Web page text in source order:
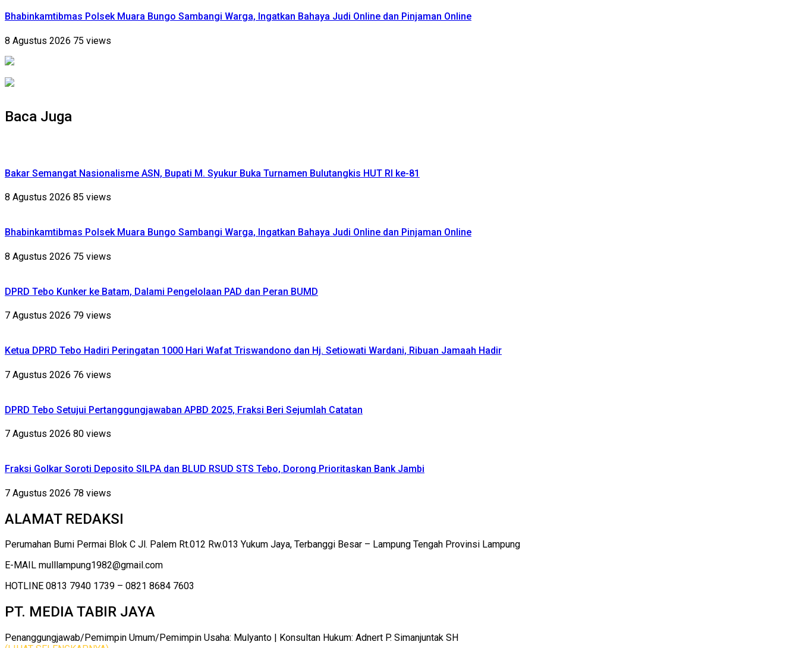
Bhabinkamtibmas Polsek Muara Bungo Sambangi Warga, Ingatkan Bahaya Judi Online dan Pinjaman Online
8 Agustus 2026 75 views
Baca Juga
Bakar Semangat Nasionalisme ASN, Bupati M. Syukur Buka Turnamen Bulutangkis HUT RI ke-81
8 Agustus 2026 85 views
Bhabinkamtibmas Polsek Muara Bungo Sambangi Warga, Ingatkan Bahaya Judi Online dan Pinjaman Online
8 Agustus 2026 75 views
DPRD Tebo Kunker ke Batam, Dalami Pengelolaan PAD dan Peran BUMD
7 Agustus 2026 79 views
Ketua DPRD Tebo Hadiri Peringatan 1000 Hari Wafat Triswandono dan Hj. Setiowati Wardani, Ribuan Jamaah Hadir
7 Agustus 2026 76 views
DPRD Tebo Setujui Pertanggungjawaban APBD 2025, Fraksi Beri Sejumlah Catatan
7 Agustus 2026 80 views
Fraksi Golkar Soroti Deposito SILPA dan BLUD RSUD STS Tebo, Dorong Prioritaskan Bank Jambi
7 Agustus 2026 78 views
ALAMAT REDAKSI
Perumahan Bumi Permai Blok C Jl. Palem Rt.012 Rw.013 Yukum Jaya, Terbanggi Besar – Lampung Tengah Provinsi Lampung
E-MAIL mulllampung1982@gmail.com
HOTLINE 0813 7940 1739 – 0821 8684 7603
PT. MEDIA TABIR JAYA
Penanggungjawab/Pemimpin Umum/Pemimpin Usaha: Mulyanto | Konsultan Hukum: Adnert P. Simanjuntak SH